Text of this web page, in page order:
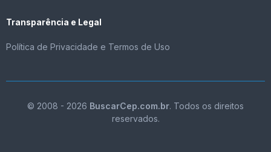
Transparência e Legal
Política de Privacidade e Termos de Uso
© 2008 - 2026 BuscarCep.com.br. Todos os direitos
reservados.